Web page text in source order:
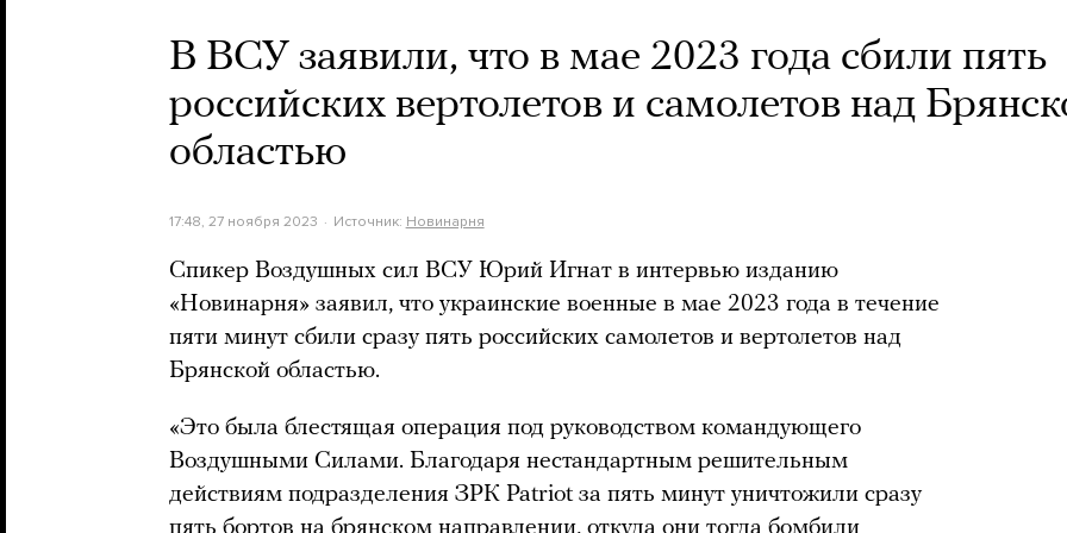
В ВСУ заявили, что в мае 2023 года сбили пять
российских вертолетов и самолетов над
областью
17:48, 27 ноября 2023 Источник: Новинарня
Спикер Воздушных сил ВСУ Юрий Игнат в интервью изданию
«Новинарня» заявил, что украинские военные в мае 2023 года в течение
пяти минут сбили сразу пять российских самолетов и вертолетов над
Брянской областью.
«Это была блестящая операция под руководством командующего
Воздушными Силами. Благодаря нестандартным решительным
действиям подразделения ЗРК Patriot за пять минут уничтожили сразу
пять бортов на брянском направлении, откуда они тогда бомбили